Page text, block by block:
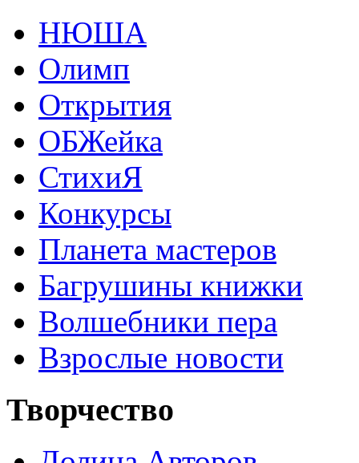
НЮША
Олимп
Открытия
ОБЖейка
СтихиЯ
Конкурсы
Планета мастеров
Багрушины книжки
Волшебники пера
Взрослые новости
Творчество